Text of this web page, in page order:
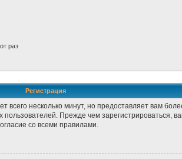
раз
Регистрация
несколько минут, но предоставляет вам
Прежде чем зарегистрироваться,
со всеми правилами.